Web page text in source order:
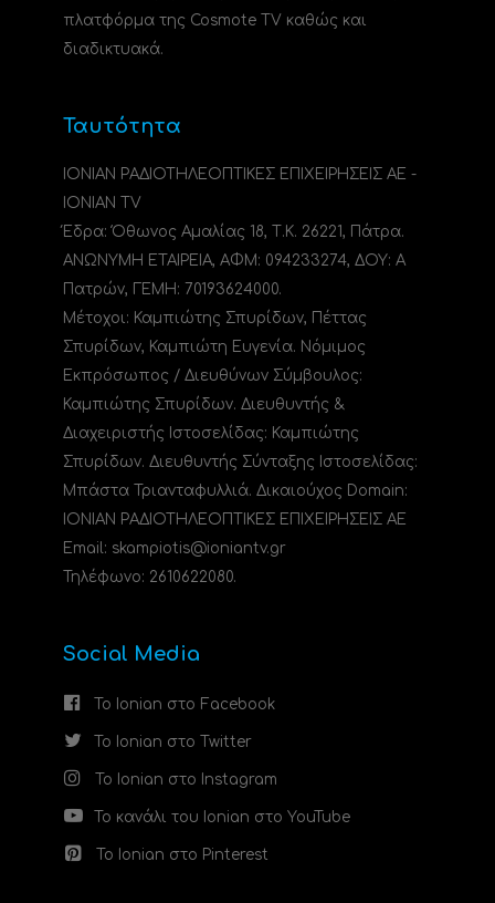
πλατφόρμα της Cosmote TV καθώς και
διαδικτυακά.
Ταυτότητα
ΙΟΝΙΑΝ ΡΑΔΙΟΤΗΛΕΟΠΤΙΚΕΣ ΕΠΙΧΕΙΡΗΣΕΙΣ ΑΕ -
IONIAN TV
Έδρα: Όθωνος Αμαλίας 18, Τ.Κ. 26221, Πάτρα.
ΑΝΩΝΥΜΗ ΕΤΑΙΡΕΙΑ, ΑΦΜ: 094233274, ΔΟΥ: A
Πατρών, ΓΕΜΗ: 70193624000.
Μέτοχοι: Καμπιώτης Σπυρίδων, Πέττας
Σπυρίδων, Καμπιώτη Ευγενία. Νόμιμος
Εκπρόσωπος / Διευθύνων Σύμβουλος:
Καμπιώτης Σπυρίδων. Διευθυντής &
Διαχειριστής Ιστοσελίδας: Καμπιώτης
Σπυρίδων. Διευθυντής Σύνταξης Ιστοσελίδας:
Μπάστα Τριανταφυλλιά. Δικαιούχος Domain:
ΙΟΝΙΑΝ ΡΑΔΙΟΤΗΛΕΟΠΤΙΚΕΣ ΕΠΙΧΕΙΡΗΣΕΙΣ ΑΕ
Email: skampiotis@ioniantv.gr
Τηλέφωνο: 2610622080.
Social Media
Το Ionian στο Facebook
Το Ionian στο Twitter
Το Ionian στο Instagram
Το κανάλι του Ionian στο YouTube
Το Ionian στο Pinterest